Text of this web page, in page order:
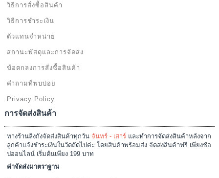
วิธีการสั่งซื้อสินค้า
วิธีการชำระเงิน
ตัวแทนจำหน่าย
สถานะพัสดุและการจัดส่ง
ข้อตกลงการสั่งซื้อสินค้า
คำถามที่พบบ่อย
Privacy Policy
การจัดส่งสินค้า
ทางร้านลิงกังจัดส่งสินค้าทุกวัน จันทร์ - เสาร์ และทำการจัดส่งสินค้าหลังจาก
ลูกค้าแจ้งชำระเงินในวัดถัดไปค่ะ โดยสินค้าพร้อมส่ง จัดส่งสินค้าฟรี เพียงช้อ
ปออนไลน์ เริ่มต้นเพียง 199 บาท
ค่าจัดส่งมาตราฐาน